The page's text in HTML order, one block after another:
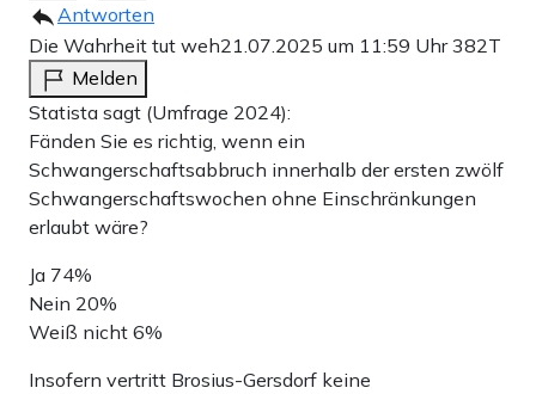
Antworten
Die Wahrheit tut weh21.07.2025 um 11:59 Uhr382T
Melden
Statista sagt (Umfrage 2024):
Fänden Sie es richtig, wenn ein
Schwangerschaftsabbruch innerhalb der ersten zwölf
Schwangerschaftswochen ohne Einschränkungen
erlaubt wäre?
Ja 74%
Nein 20%
Weiß nicht 6%
Insofern vertritt Brosius-Gersdorf keine